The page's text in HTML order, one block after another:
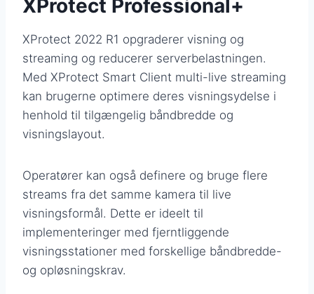
XProtect Professional+
XProtect 2022 R1 opgraderer visning og
streaming og reducerer serverbelastningen.
Med XProtect Smart Client multi-live streaming
kan brugerne optimere deres visningsydelse i
henhold til tilgængelig båndbredde og
visningslayout.
Operatører kan også definere og bruge flere
streams fra det samme kamera til live
visningsformål. Dette er ideelt til
implementeringer med fjerntliggende
visningsstationer med forskellige båndbredde-
og opløsningskrav.